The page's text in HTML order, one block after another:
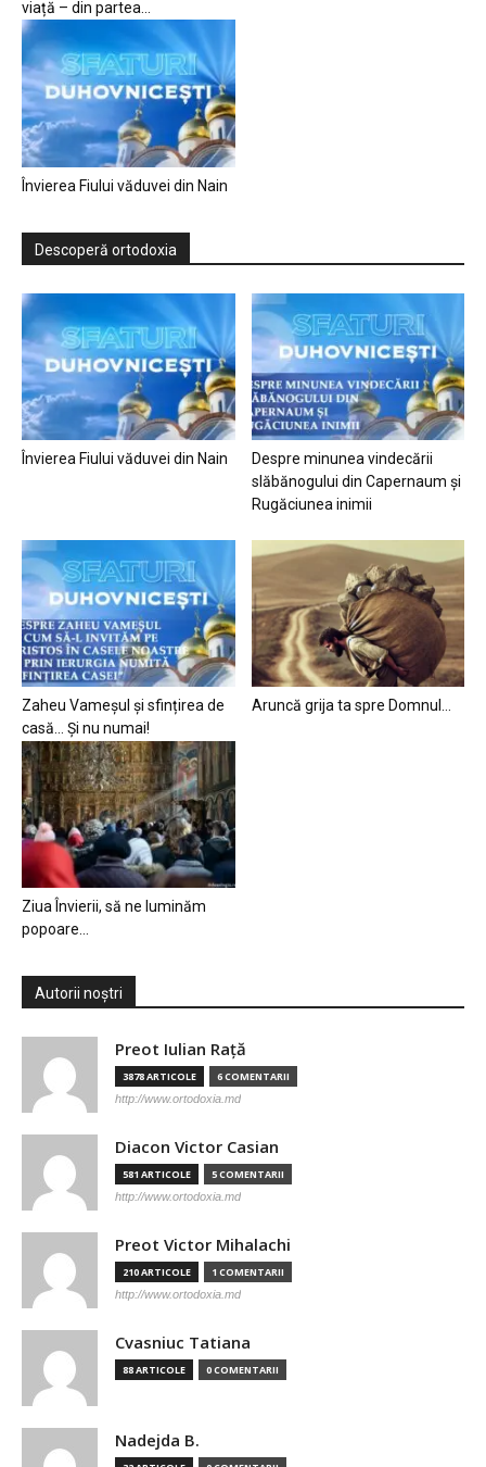
viață – din partea...
Învierea Fiului văduvei din Nain
Descoperă ortodoxia
Învierea Fiului văduvei din Nain
Despre minunea vindecării
slăbănogului din Capernaum și
Rugăciunea inimii
Zaheu Vameșul și sfințirea de
casă… Și nu numai!
Aruncă grija ta spre Domnul…
Ziua Învierii, să ne luminăm
popoare…
Autorii noștri
Preot Iulian Raţă
3878 ARTICOLE 6 COMENTARII
http://www.ortodoxia.md
Diacon Victor Casian
581 ARTICOLE 5 COMENTARII
http://www.ortodoxia.md
Preot Victor Mihalachi
210 ARTICOLE 1 COMENTARII
http://www.ortodoxia.md
Cvasniuc Tatiana
88 ARTICOLE 0 COMENTARII
Nadejda B.